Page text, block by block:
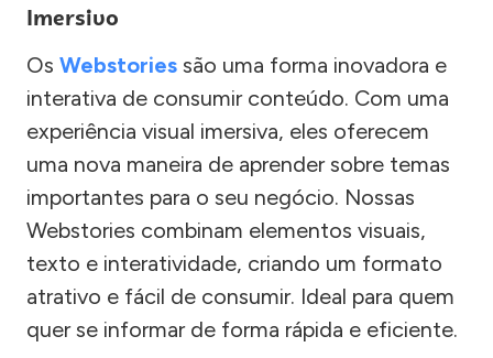
Imersivo
Os Webstories são uma forma inovadora e
interativa de consumir conteúdo. Com uma
experiência visual imersiva, eles oferecem
uma nova maneira de aprender sobre temas
importantes para o seu negócio. Nossas
Webstories combinam elementos visuais,
texto e interatividade, criando um formato
atrativo e fácil de consumir. Ideal para quem
quer se informar de forma rápida e eficiente.